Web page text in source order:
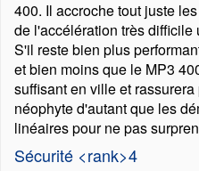
400. Il accroche tout juste
de l'accélération très difficile
S'il reste bien plus
et bien moins que le MP3
suffisant en ville et
néophyte d'autant que les
linéaires pour ne pas
Sécurité <rank>4